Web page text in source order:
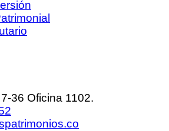
36 Oficina 1102.